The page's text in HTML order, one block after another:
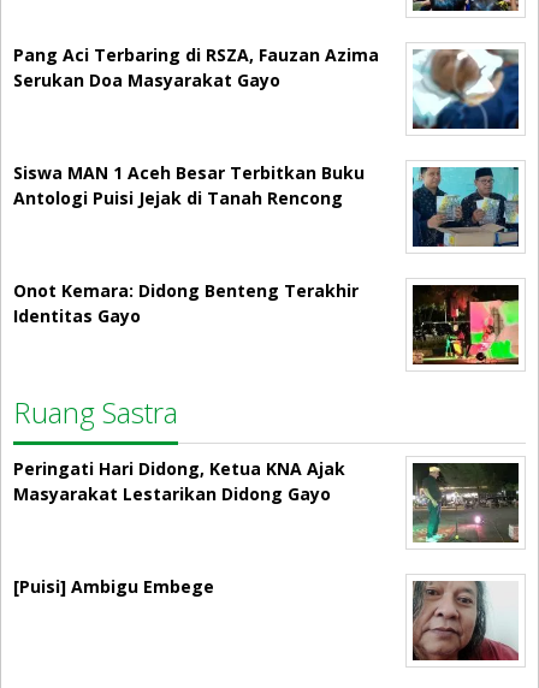
Pang Aci Terbaring di RSZA, Fauzan Azima
Serukan Doa Masyarakat Gayo
Siswa MAN 1 Aceh Besar Terbitkan Buku
Antologi Puisi Jejak di Tanah Rencong
Onot Kemara: Didong Benteng Terakhir
Identitas Gayo
Ruang Sastra
Peringati Hari Didong, Ketua KNA Ajak
Masyarakat Lestarikan Didong Gayo
[Puisi] Ambigu Embege